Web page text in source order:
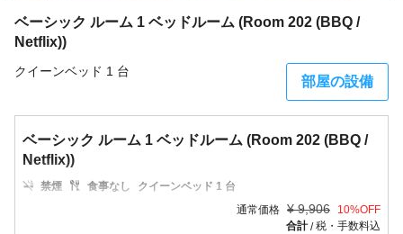
ベーシック ルーム 1 ベッドルーム (Room 202 (BBQ /
Netflix))
クイーンベッド 1 台
部屋の設備
ベーシック ルーム 1 ベッドルーム (Room 202 (BBQ /
Netflix))
禁煙 食事なし
クイーンベッド 1 台
通常価格 ¥ 9,906 10%OFF
合計/税・手数料込